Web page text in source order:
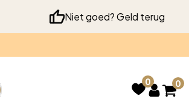
Niet goed? Geld terug
0 0